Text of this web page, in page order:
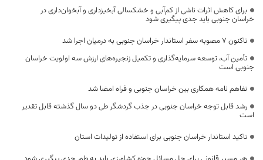
برای کاهش اثرات ناشی از کم‌آبی و خشکسالی آبخیزداری و آبخوان‌داری در
خراسان جنوبی باید جدی پیگیری شود
تاکنون ۷ مصوبه سفر استاندار خراسان جنوبی به درمیان اجرا شد
تأمین آب، توسعه سرمایه‌گذاری و تکمیل زنجیره‌های ارزش سه اولویت خراسان
جنوبی است
تفاهم نامه همکاری بین خراسان‌ جنوبی و فراه امضا شد
رشد قابل توجه خراسان جنوبی در جذب گردشگر طی دو سال گذشته قابل تقدیر
است
تاکید استاندار خراسان جنوبی برای استفاده از تولیدات استان